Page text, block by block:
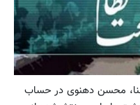
محسن دهنوی در حساب